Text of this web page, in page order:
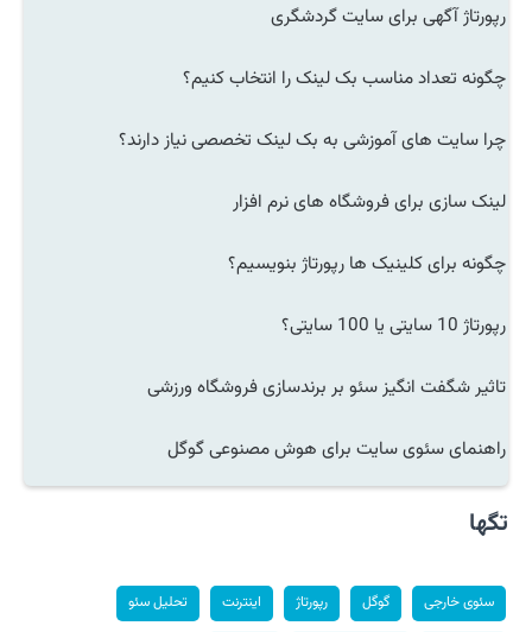
رپورتاژ آگهی برای سایت گردشگری
چگونه تعداد مناسب بک لینک را انتخاب کنیم؟
چرا سایت های آموزشی به بک لینک تخصصی نیاز دارند؟
لینک سازی برای فروشگاه های نرم افزار
چگونه برای کلینیک ها رپورتاژ بنویسیم؟
رپورتاژ 10 سایتی یا 100 سایتی؟
تاثیر شگفت انگیز سئو بر برندسازی فروشگاه ورزشی
راهنمای سئوی سایت برای هوش مصنوعی گوگل
تگها
سئوی خارجی گوگل رپورتاژ اینترنت تحلیل سئو